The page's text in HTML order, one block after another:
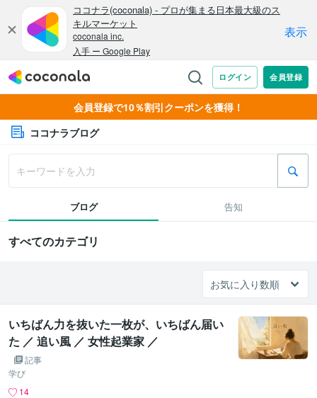
会員登録で10％割引クーポンを獲得！
ココナラブログ
ブログ 告知
すべてのカテゴリ
いちばん力を抜いた一枚が、いちばん届い
た ／ 追い風 ／ 女性起業家 ／
記事
学び
14